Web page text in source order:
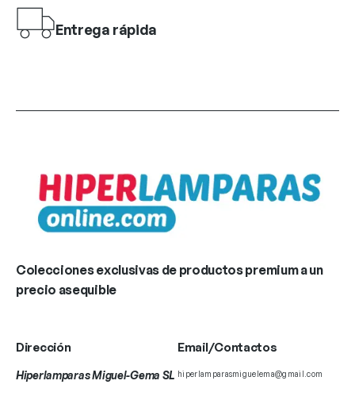
Entrega rápida
Colecciones exclusivas de productos premium a un
precio asequible
Dirección
Hiperlamparas Miguel-Gema SL
Email/Contactos
hiperlamparasmiguelema@gmail.com